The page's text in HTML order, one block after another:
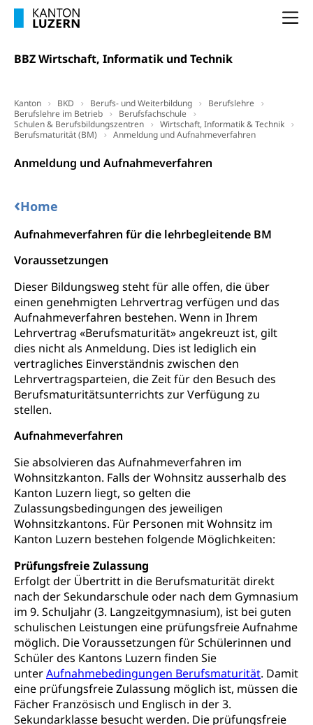
BBZ Wirtschaft, Informatik und Technik
Kanton BKD Berufs- und Weiterbildung
Berufslehre
Berufslehre im Betrieb
Berufsfachschule
Schulen & Berufsbildungszentren
Wirtschaft, Informatik & Technik
Berufsmaturität (BM)
Anmeldung und Aufnahmeverfahren
Anmeldung und Aufnahmeverfahren
‹Home
Aufnahmeverfahren für die lehrbegleitende BM
Voraussetzungen
Dieser Bildungsweg steht für alle offen, die über
einen genehmigten Lehrvertrag verfügen und das
Aufnahmeverfahren bestehen. Wenn in Ihrem
Lehrvertrag «Berufsmaturität» angekreuzt ist, gilt
dies nicht als Anmeldung. Dies ist lediglich ein
vertragliches Einverständnis zwischen den
Lehrvertragsparteien, die Zeit für den Besuch des
Berufsmaturitätsunterrichts zur Verfügung zu
stellen.
Aufnahmeverfahren
Sie absolvieren das Aufnahmeverfahren im
Wohnsitzkanton. Falls der Wohnsitz ausserhalb des
Kanton Luzern liegt, so gelten die
Zulassungsbedingungen des jeweiligen
Wohnsitzkantons. Für Personen mit Wohnsitz im
Kanton Luzern bestehen folgende Möglichkeiten:
Prüfungsfreie Zulassung
Erfolgt der Übertritt in die Berufsmaturität direkt
nach der Sekundarschule oder nach dem Gymnasium
im 9. Schuljahr (3. Langzeitgymnasium), ist bei guten
schulischen Leistungen eine prüfungsfreie Aufnahme
möglich. Die Voraussetzungen für Schülerinnen und
Schüler des Kantons Luzern finden Sie
unterAufnahmebedingungen Berufsmaturität. Damit
eine prüfungsfreie Zulassung möglich ist, müssen die
Fächer Französisch und Englisch in der 3.
Sekundarklasse besucht werden. Die prüfungsfreie
Sonderschulung
Schulferien
Früherziehung
Betreuungsangebote
Freiwilliger Schulsport
Fachstelle Stipendien (beruf.lu.ch)
Studienbeiträge Höhere Berufsbildung
Stipendien Hochschule Luzern hslu
universitäre Ausbildung, akademische Ausbildung,
Hochschulbildung, Hochschule, universitäre
Weiterbildung, Forschung, Entwicklung,
Dienstleistungen, Hochschule Luzern,
swissuniversities (Dachorganisation der Schweizer
Hochschulen)
Freiwilliges Kindergarten Jahr
Kinderbetreuung
Freiwilliges Kindergarten Jahr
Frühe Sprachförderung
Kindergarten & Basisstufe
Frühe Förderung
Gesundheit und Soziales
Konsumentenschutz
Konsumentenrechte, Produktsicherheit,
Preisüberwachung, Preisüberwacher,
Konsumentenorganisation, parallele Einfuhr,
regionale Erschöpfung, nationale Erschöpfung,
internationale Erschöpfung, Preisabsprache, Kartell,
Cassis-deDijon-Prinzip
Verbraucherschutz
Krankenversicherung
Unfallversicherung, Berufsunfallversicherung,
Krankenkasse
Krankenversicherung (WAS Luzern)
Prämienverbilligung (WAS Luzern)
Obligatorische Krankenversicherung (WAS
Kranken- und Unfallversicherung
Lebensmittelsicherheit
sichere Lebensmittel, Lebensmittelkontrolle,
Lebensmittelhygiene, Produktesicherheit
Trinkwasser
Lebensmittel
Prävention
Gesundheitsvorsorge, Wellness, Unfallverhütung,
Suchtprävention, Alkoholprävention,
Tabakprävention, Primärprävention,
Sekundärprävention, Tertiärprävention
Darmkrebsvorsorge
Kantonales Tabakpräventionsprogramm
Gesundheitsförderung
Soziale Sicherheit
Sozialversicherungen, Sozialpolitik,
Arbeitslosenversicherung,
Mutterschaftsversicherung, Krankenversicherung,
Unfallversicherung, Invalidenversicherung,